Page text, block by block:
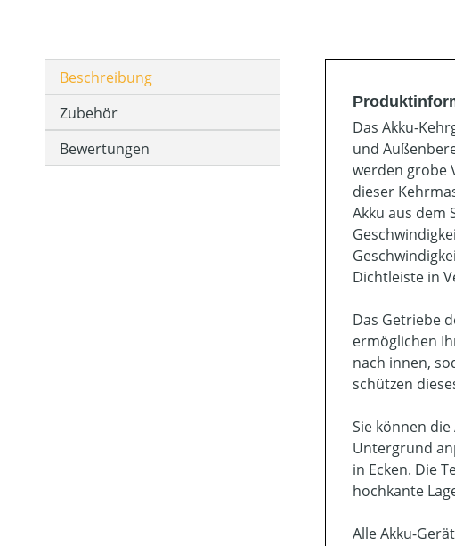
Beschreibung
Zubehör
Bewertungen
Das Akku-
und
werden grobe
dieser
Akku aus dem
Dichtleiste in
Das Getriebe
ermöglichen
nach innen,
schützen
Sie können
Untergrund
in Ecken. Die
hochkante
Alle Akku-